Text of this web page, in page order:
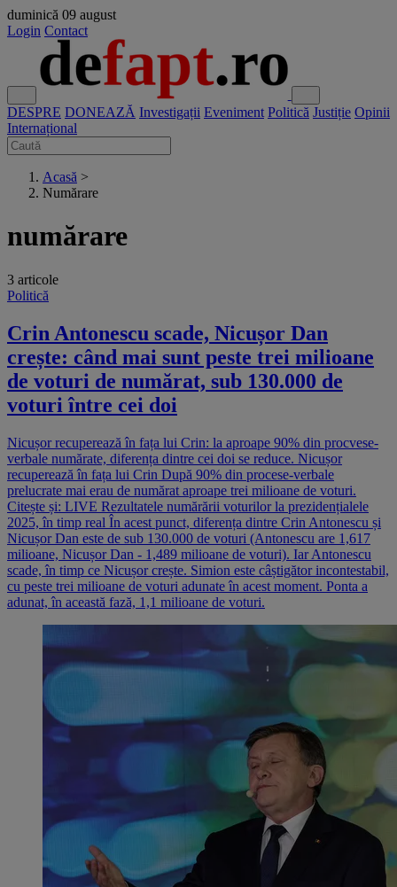
duminică 09 august
Login Contact
DESPRE DONEAZĂ Investigații Eveniment Politică Justiție Opinii
Internațional
Acasă >
Numărare
numărare
3 articole
Politică
Crin Antonescu scade, Nicușor Dan
crește: când mai sunt peste trei milioane
de voturi de numărat, sub 130.000 de
voturi între cei doi
Nicușor recuperează în fața lui Crin: la aproape 90% din procvese-
verbale numărate, diferența dintre cei doi se reduce. Nicușor
recuperează în fața lui Crin După 90% din procese-verbale
prelucrate mai erau de numărat aproape trei milioane de voturi.
Citește și: LIVE Rezultatele numărării voturilor la prezidențialele
2025, în timp real În acest punct, diferența dintre Crin Antonescu și
Nicușor Dan este de sub 130.000 de voturi (Antonescu are 1,617
milioane, Nicușor Dan - 1,489 milioane de voturi). Iar Antonescu
scade, în timp ce Nicușor crește. Simion este câștigător incontestabil,
cu peste trei milioane de voturi adunate în acest moment. Ponta a
adunat, în această fază, 1,1 milioane de voturi.